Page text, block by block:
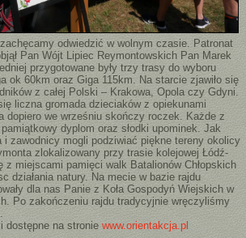
odwiedzić w wolnym czasie. Patronat
Pan Wójt Lipiec Reymontowskich Pan Marek
przygotowane były trzy trasy do wyboru
ok 60km oraz Giga 115km. Na starcie zjawiło się
z całej Polski – Krakowa, Opola czy Gdyni.
liczna gromada dzieciaków z opiekunami
dopiero we wrześniu skończy roczek. Każde z
dyplom oraz słodki upominek. Jak
i zawodnicy mogli podziwiać piękne tereny okolicy
zlokalizowany przy trasie kolejowej Łódź-
z miejscami pamięci walk Batalionów Chłopskich
działania natury. Na mecie w bazie rajdu
dla nas Panie z Koła Gospodyń Wiejskich w
Po zakończeniu rajdu tradycyjnie wręczyliśmy
dostępne na stroniewww.orientakcja.pl